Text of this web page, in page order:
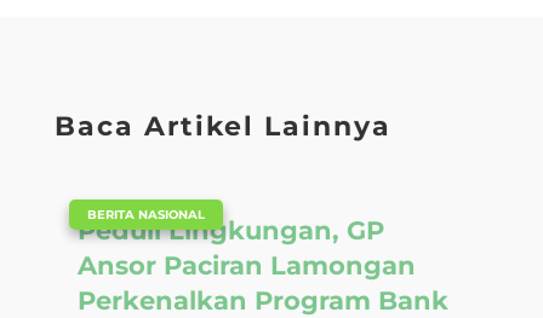
Baca Artikel Lainnya
Peduli Lingkungan, GP
Ansor Paciran Lamongan
Perkenalkan Program Bank
BERITA NASIONAL